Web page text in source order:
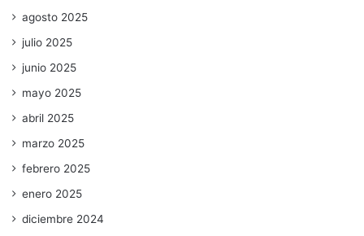
agosto 2025
julio 2025
junio 2025
mayo 2025
abril 2025
marzo 2025
febrero 2025
enero 2025
diciembre 2024